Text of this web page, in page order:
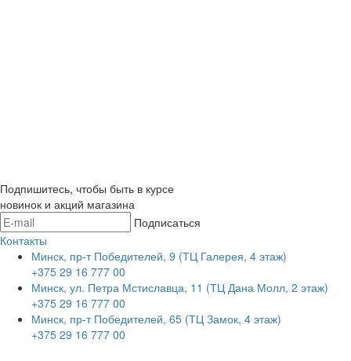
Подпишитесь, чтобы быть в курсе
новинок и акций магазина
Подписаться
Контакты
Минск, пр-т Победителей, 9 (ТЦ Галерея, 4 этаж)
+375 29 16 777 00
Минск, ул. Петра Мстиславца, 11 (ТЦ Дана Молл, 2 этаж)
+375 29 16 777 00
Минск, пр-т Победителей, 65 (ТЦ Замок, 4 этаж)
+375 29 16 777 00